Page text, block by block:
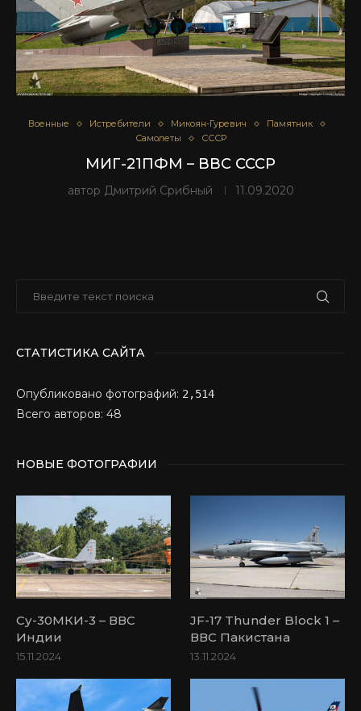
Военные Истребители Микоян-Гуревич
Памятник
Самолеты
СССР
МИГ-21ПФМ – ВВС СССР
автор Дмитрий Срибный 11.09.2020
СТАТИСТИКА САЙТА
Опубликовано фотографий: 2,514
Всего авторов: 48
НОВЫЕ ФОТОГРАФИИ
Су-30МКИ-3 – ВВС
Индии
15.11.2024
JF-17 Thunder Block 1 –
ВВС Пакистана
13.11.2024